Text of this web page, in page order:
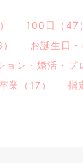
100日（47）
お誕生日
ョン・婚活・プ
業（17）
指